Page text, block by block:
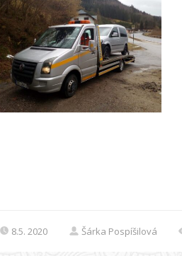
8.5. 2020 Šárka Pospíšilová